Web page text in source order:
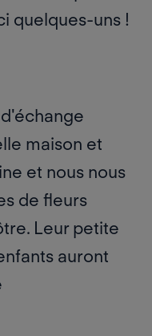
quelques-uns !
maison et
et nous nous
de fleurs
Leur petite
auront